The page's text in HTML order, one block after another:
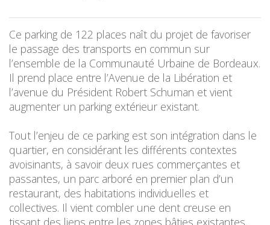
Ce parking de 122 places naît du projet de favoriser
le passage des transports en commun sur
l’ensemble de la Communauté Urbaine de Bordeaux.
Il prend place entre l’Avenue de la Libération et
l’avenue du Président Robert Schuman et vient
augmenter un parking extérieur existant.
Tout l’enjeu de ce parking est son intégration dans le
quartier, en considérant les différents contextes
avoisinants, à savoir deux rues commerçantes et
passantes, un parc arboré en premier plan d’un
restaurant, des habitations individuelles et
collectives. Il vient combler une dent creuse en
tissant des liens entre les zones bâties existantes.